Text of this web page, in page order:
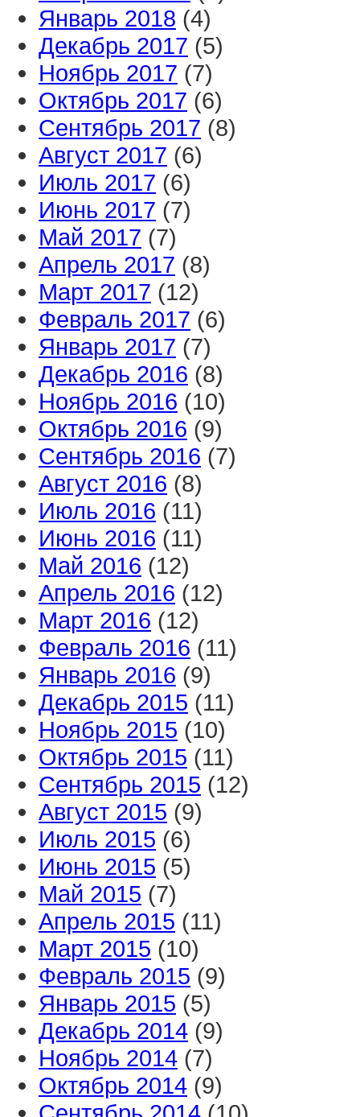
Январь 2018 (4)
Декабрь 2017 (5)
Ноябрь 2017 (7)
Октябрь 2017 (6)
Сентябрь 2017 (8)
Август 2017 (6)
Июль 2017 (6)
Июнь 2017 (7)
Май 2017 (7)
Апрель 2017 (8)
Март 2017 (12)
Февраль 2017 (6)
Январь 2017 (7)
Декабрь 2016 (8)
Ноябрь 2016 (10)
Октябрь 2016 (9)
Сентябрь 2016 (7)
Август 2016 (8)
Июль 2016 (11)
Июнь 2016 (11)
Май 2016 (12)
Апрель 2016 (12)
Март 2016 (12)
Февраль 2016 (11)
Январь 2016 (9)
Декабрь 2015 (11)
Ноябрь 2015 (10)
Октябрь 2015 (11)
Сентябрь 2015 (12)
Август 2015 (9)
Июль 2015 (6)
Июнь 2015 (5)
Май 2015 (7)
Апрель 2015 (11)
Март 2015 (10)
Февраль 2015 (9)
Январь 2015 (5)
Декабрь 2014 (9)
Ноябрь 2014 (7)
Октябрь 2014 (9)